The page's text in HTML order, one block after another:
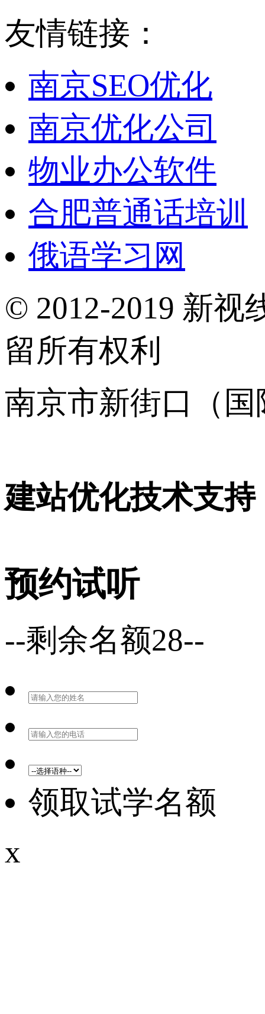
友情链接：
南京SEO优化
南京优化公司
物业办公软件
合肥普通话培训
俄语学习网
© 2012-2019 新视
留所有权利
南京市新街口（
建站优化技术支持
预约试听
--剩余名额28--
领取试学名额
x